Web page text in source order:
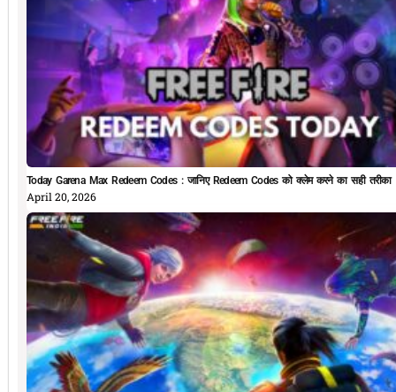
Today Garena Max Redeem Codes : जानिए Redeem Codes को क्लेम करने का सही तरीका
April 20, 2026